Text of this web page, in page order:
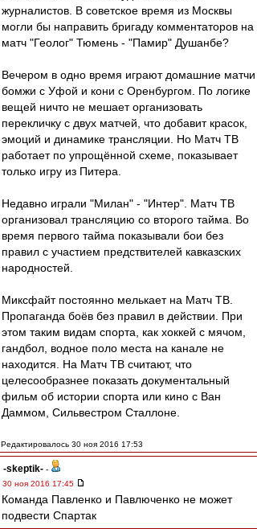
журналистов. В советское время из Москвы
могли бы направить бригаду комментаторов на
матч "Геолог" Тюмень - "Памир" Душанбе?
Вечером в одно время играют домашние матчи
бомжи с Уфой и кони с Оренбургом. По логике
вещей ничто не мешает организовать
перекличку с двух матчей, что добавит красок,
эмоций и динамике трансляции. Но Матч ТВ
работает по упрощённой схеме, показывает
только игру из Питера.
Недавно играли "Милан" - "Интер". Матч ТВ
организовал трансляцию со второго тайма. Во
время первого тайма показывали бои без
правил с участием предствителей кавказских
народностей.
Миксфайт постоянно мелькает на Матч ТВ.
Пропаганда боёв без правил в действии. При
этом таким видам спорта, как хоккей с мячом,
гандбол, водное поло места на канале не
находится. На Матч ТВ считают, что
целесообразнее показать документальный
фильм об истории спорта или кино с Ван
Даммом, Сильвестром Сталлоне.
Редактировалось 30 ноя 2016 17:53
-skeptik- -
30 ноя 2016 17:45
Команда Павленко и Павлюченко не может
подвести Спартак